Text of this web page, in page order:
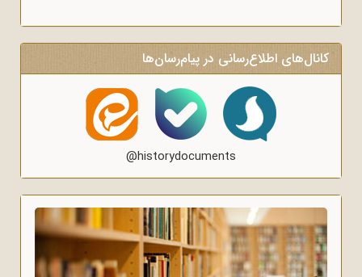
کانال‌های اطلاع‌رسانی در پیام‌رسان‌ها
@historydocuments